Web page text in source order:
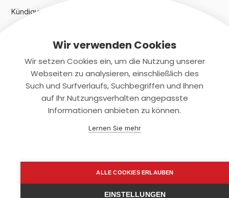
Kündigungsindex 2024
Rechtliches
Datenschutz
support@smartkuendigen.de
Wir verwenden Cookies
Wir setzen Cookies ein, um die Nutzung unserer
Webseiten zu analysieren, einschließlich des
Such und Surfverlaufs, Suchbegriffen und Ihnen
auf Ihr Nutzungsverhalten angepasste
Informationen anbieten zu können.
Lernen Sie mehr
ALLE COOKIES ERLAUBEN
EINSTELLUNGEN